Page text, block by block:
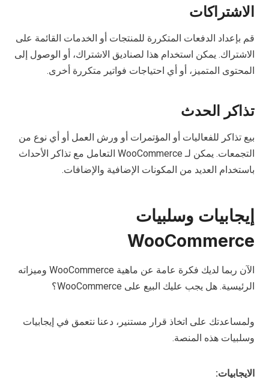
الاشتراكات
قم بإعداد الدفعات المتكررة للمنتجات أو الخدمات القائمة على
الاشتراك. يمكن استخدام هذا لصناديق الاشتراك، أو الوصول إلى
المحتوى المتميز، أو أي احتياجات فواتير متكررة أخرى.
تذاكر الحدث
بيع تذاكر للفعاليات أو المؤتمرات أو ورش العمل أو أي نوع من
التجمعات. يمكن لـ WooCommerce التعامل مع تذاكر الأحداث
باستخدام العديد من المكونات الإضافية والإضافات.
إيجابيات وسلبيات
WooCommerce
الآن ربما لديك فكرة عامة عن ماهية WooCommerce وميزاته
الرئيسية. هل يجب عليك البيع على WooCommerce؟
ولمساعدتك على اتخاذ قرار مستنير، دعنا نتعمق في إيجابيات
وسلبيات هذه المنصة.
الايجابيات: